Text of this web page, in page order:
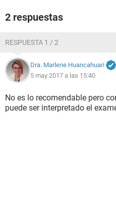
2 respuestas
RESPUESTA 1 / 2
Dra. Marlene Huancahuari
5 may 2017 a las 15:40
No es lo recomendable pero
puede ser interpretado el